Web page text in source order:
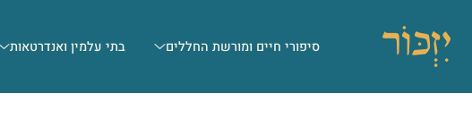
סיפורי חיים ומורשת החללים בתי עלמין ואנדרטאות